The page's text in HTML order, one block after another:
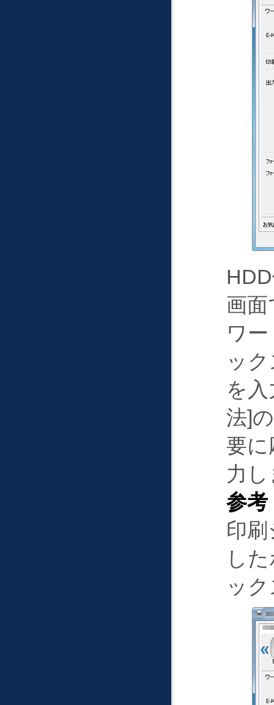
画面
ワ
ッ
を
法 の
要に
力
参考
印
し
ッ